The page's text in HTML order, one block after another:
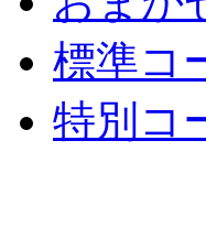
標準コ
特別コ